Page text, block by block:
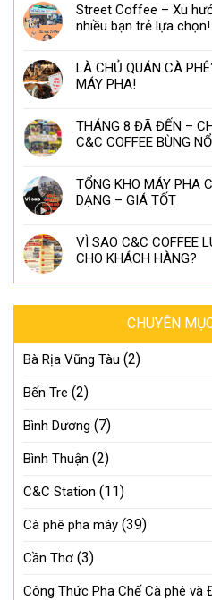
Street Coffee – Xu
nhiều bạn trẻ lựa chọn!
LÀ CHỦ QUÁN CÀ
MÁY PHA!
THÁNG 8 ĐÃ ĐẾN –
C&C COFFEE BÙNG
TỔNG KHO MÁY PHA
DẠNG – GIÁ TỐT
VÌ SAO C&C COFFEE
CHO KHÁCH HÀNG?
CHUYÊN
Bà Rịa Vũng Tàu (2)
Bến Tre (2)
Bình Dương (7)
Bình Thuận (2)
C&C Station (11)
Cà phê pha máy (39)
Cần Thơ (3)
Công Thức Pha Chế Cà phê và